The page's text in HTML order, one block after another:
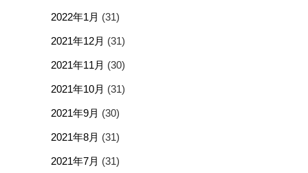
2022年1月 (31)
2021年12月 (31)
2021年11月 (30)
2021年10月 (31)
2021年9月 (30)
2021年8月 (31)
2021年7月 (31)